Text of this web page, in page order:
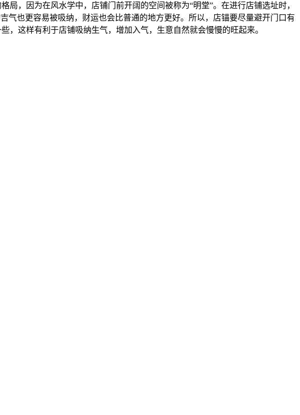
，因为在风水学中，店铺门前开阔的空间被称为“明堂”。在进行店铺选址时，
气也更容易被吸纳，财运也会比普通的地方更好。所以，店锚要尽量避开门口有
，这样有利于店铺吸纳生气，增加入气，生意自然就会慢慢的旺起来。